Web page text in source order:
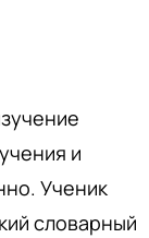
и
Ученик
словарный